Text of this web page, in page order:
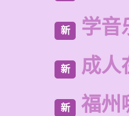
新 学音
新 成人
新 福州